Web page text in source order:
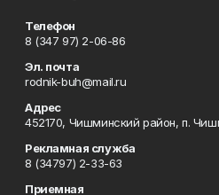
Телефон
8 (347 97) 2-06-86
Эл. почта
rodnik-buh@mail.ru
Адрес
452170, Чишминский район, п.
Рекламная служба
8 (34797) 2-33-63
Приемная